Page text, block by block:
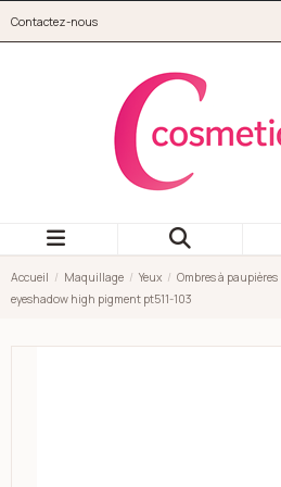
Contactez-nous
Accueil Maquillage Yeux Ombres à paupières
eyeshadow high pigment pt511-103